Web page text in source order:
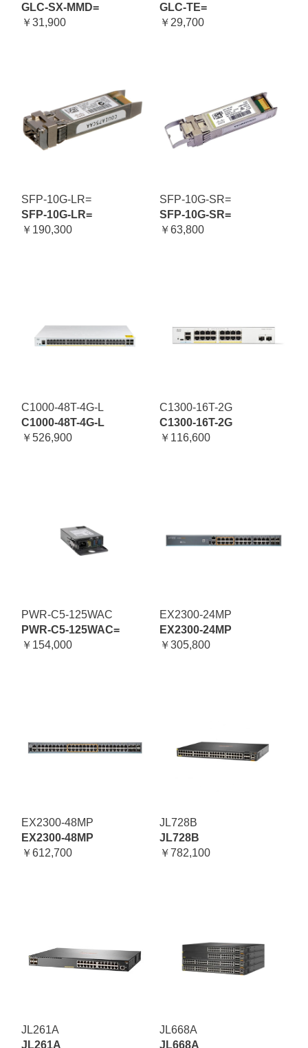
GLC-SX-MMD=
￥31,900
GLC-TE=
￥29,700
SFP-10G-LR=
SFP-10G-LR=
￥190,300
SFP-10G-SR=
SFP-10G-SR=
￥63,800
C1000-48T-4G-L
C1000-48T-4G-L
￥526,900
C1300-16T-2G
C1300-16T-2G
￥116,600
PWR-C5-125WAC
PWR-C5-125WAC=
￥154,000
EX2300-24MP
EX2300-24MP
￥305,800
EX2300-48MP
EX2300-48MP
￥612,700
JL728B
JL728B
￥782,100
JL261A
JL261A
JL668A
JL668A